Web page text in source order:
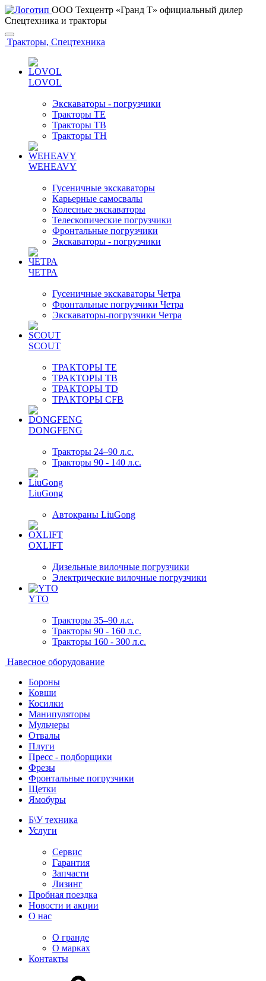
ООО Техцентр «Гранд Т» официальный дилер
Спецтехника и тракторы
Тракторы, Спецтехника
LOVOL
Экскаваторы - погрузчики
Тракторы TE
Тракторы TB
Тракторы TH
WEHEAVY
Гусеничные экскаваторы
Карьерные самосвалы
Колесные экскаваторы
Телескопические погрузчики
Фронтальные погрузчики
Экскаваторы - погрузчики
ЧЕТРА
Гусеничные экскаваторы Четра
Фронтальные погрузчики Четра
Экскаваторы-погрузчики Четра
SCOUT
ТРАКТОРЫ TE
ТРАКТОРЫ TB
ТРАКТОРЫ TD
ТРАКТОРЫ CFB
DONGFENG
Тракторы 24–90 л.с.
Тракторы 90 - 140 л.с.
LiuGong
Автокраны LiuGong
OXLIFT
Дизельные вилочные погрузчики
Электрические вилочные погрузчики
YTO
Тракторы 35–90 л.с.
Тракторы 90 - 160 л.с.
Тракторы 160 - 300 л.с.
Навесное оборудование
Бороны
Ковши
Косилки
Манипуляторы
Мульчеры
Отвалы
Плуги
Пресс - подборщики
Фрезы
Фронтальные погрузчики
Щетки
Ямобуры
Б\У техника
Услуги
Сервис
Гарантия
Запчасти
Лизинг
Пробная поездка
Новости и акции
О нас
О гранде
О марках
Контакты